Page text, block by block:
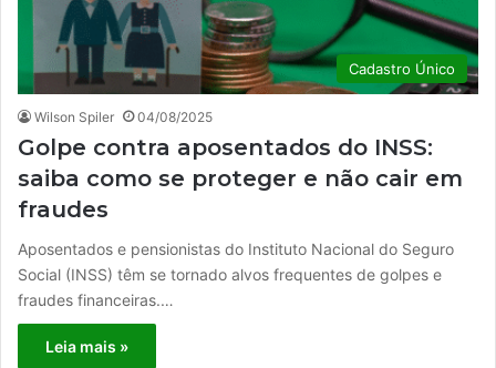
Cadastro Único
Wilson Spiler 04/08/2025
Golpe contra aposentados do INSS:
saiba como se proteger e não cair em
fraudes
Aposentados e pensionistas do Instituto Nacional do Seguro
Social (INSS) têm se tornado alvos frequentes de golpes e
fraudes financeiras.…
Leia mais »